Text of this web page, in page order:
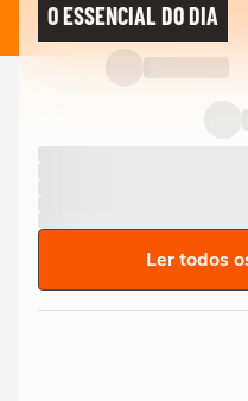
O ESSENCIAL DO DIA
Ler todos